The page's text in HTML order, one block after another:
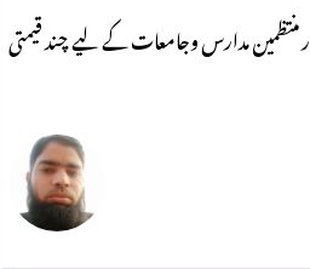
منتظمین مدارس وجامعات کے لیے چند قیمتی